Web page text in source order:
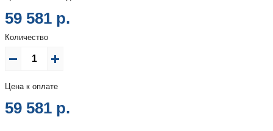
59 581 р.
Количество
Цена к оплате
59 581 р.